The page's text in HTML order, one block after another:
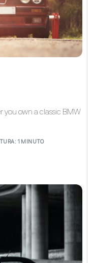
you own a classic BMW
1 MINUTO